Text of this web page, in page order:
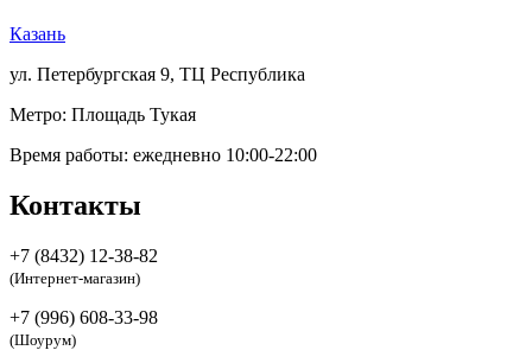
Казань
ул. Петербургская 9, ТЦ Республика
Метро: Площадь Тукая
Время работы: ежедневно 10:00-22:00
Контакты
+7 (8432) 12-38-82
(Интернет-магазин)
+7 (996) 608-33-98
(Шоурум)